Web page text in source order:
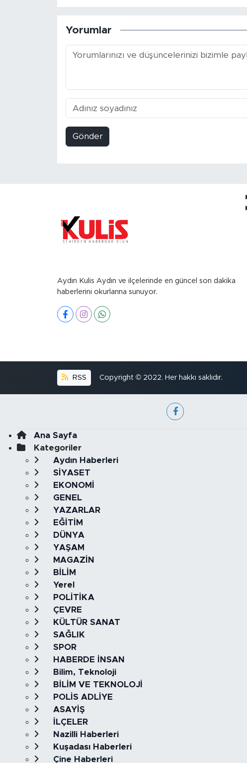
Yorumlar
Gönder
Aydın Kulis Aydın ve ilçelerinde en güncel son dakika
haberlerini okurlarına sunuyor.
RSS Copyright © 2022. Her hakkı saklıdır.
Ana Sayfa
Kategoriler
Aydın Haberleri
SİYASET
EKONOMİ
GENEL
YAZARLAR
EĞİTİM
DÜNYA
YAŞAM
MAGAZİN
BİLİM
Yerel
POLİTİKA
ÇEVRE
KÜLTÜR SANAT
SAĞLIK
SPOR
HABERDE İNSAN
Bilim, Teknoloji
BİLİM VE TEKNOLOJİ
POLİS ADLİYE
ASAYİŞ
İLÇELER
Nazilli Haberleri
Kuşadası Haberleri
Çine Haberleri